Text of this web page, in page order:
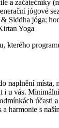
a začátečníky
jógové
Siddha jóga;
Yoga
kterého
naplnění místa,
i u vás.
účasti
a harmonie s